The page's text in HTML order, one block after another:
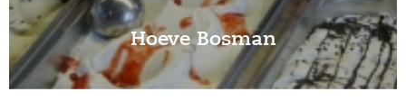
Hoeve Bosman